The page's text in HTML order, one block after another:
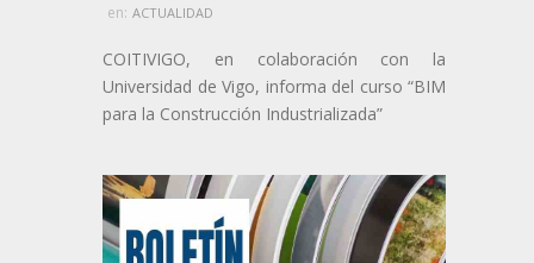
en: ACTUALIDAD
COITIVIGO, en colaboración con la
Universidad de Vigo, informa del curso “BIM
para la Construcción Industrializada”